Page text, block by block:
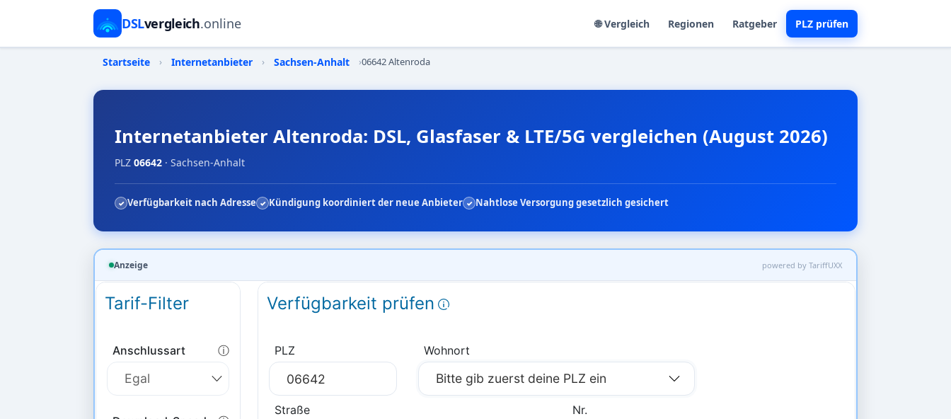
DSLvergleich.online 🌐 Vergleich Regionen Ratgeber PLZ prüfen
Startseite › Internetanbieter › Sachsen-Anhalt ›06642 Altenroda
Internetanbieter Altenroda: DSL, Glasfaser & LTE/5G vergleichen (August 2026)
PLZ 06642 · Sachsen-Anhalt
Verfügbarkeit nach Adresse Kündigung koordiniert der neue Anbieter Nahtlose Versorgung gesetzlich gesichert
Anzeige powered by TariffUXX